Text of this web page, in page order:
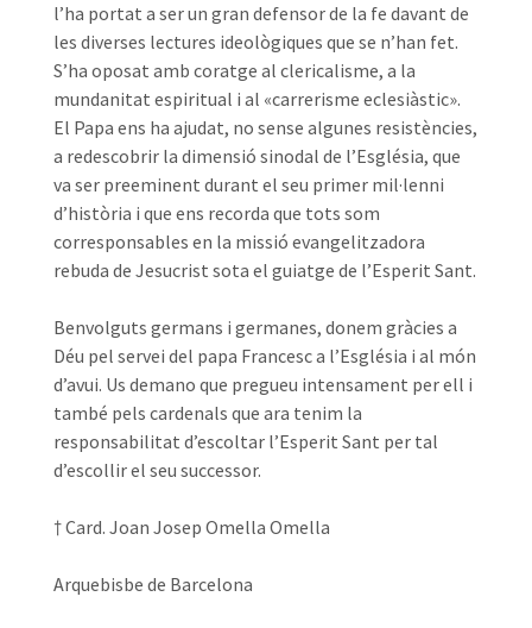
l’ha portat a ser un gran defensor de la fe davant de
les diverses lectures ideològiques que se n’han fet.
S’ha oposat amb coratge al clericalisme, a la
mundanitat espiritual i al «carrerisme eclesiàstic».
El Papa ens ha ajudat, no sense algunes resistències,
a redescobrir la dimensió sinodal de l’Església, que
va ser preeminent durant el seu primer mil·lenni
d’història i que ens recorda que tots som
corresponsables en la missió evangelitzadora
rebuda de Jesucrist sota el guiatge de l’Esperit Sant.
Benvolguts germans i germanes, donem gràcies a
Déu pel servei del papa Francesc a l’Església i al món
d’avui. Us demano que pregueu intensament per ell i
també pels cardenals que ara tenim la
responsabilitat d’escoltar l’Esperit Sant per tal
d’escollir el seu successor.
† Card. Joan Josep Omella Omella
Arquebisbe de Barcelona